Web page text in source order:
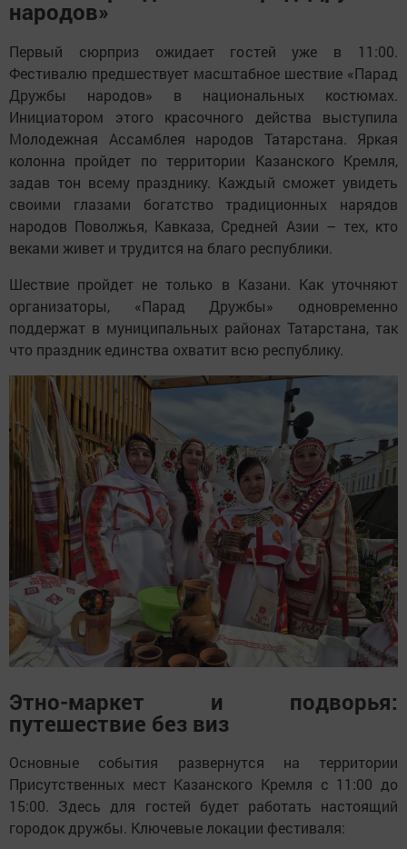
народов»
Первый сюрприз ожидает гостей уже в 11:00.
Фестивалю предшествует масштабное шествие «Парад
Дружбы народов» в национальных костюмах.
Инициатором этого красочного действа выступила
Молодежная Ассамблея народов Татарстана. Яркая
колонна пройдет по территории Казанского Кремля,
задав тон всему празднику. Каждый сможет увидеть
своими глазами богатство традиционных нарядов
народов Поволжья, Кавказа, Средней Азии – тех, кто
веками живет и трудится на благо республики.
Шествие пройдет не только в Казани. Как уточняют
организаторы, «Парад Дружбы» одновременно
поддержат в муниципальных районах Татарстана, так
что праздник единства охватит всю республику.
Этно-маркет и подворья:
путешествие без виз
Основные события развернутся на территории
Присутственных мест Казанского Кремля с 11:00 до
15:00. Здесь для гостей будет работать настоящий
городок дружбы. Ключевые локации фестиваля: